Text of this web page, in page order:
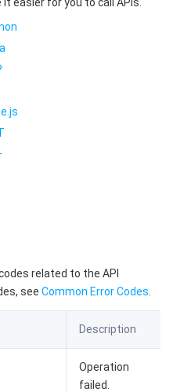
related to the API
see Common Error Codes
Description
Operation
failed.